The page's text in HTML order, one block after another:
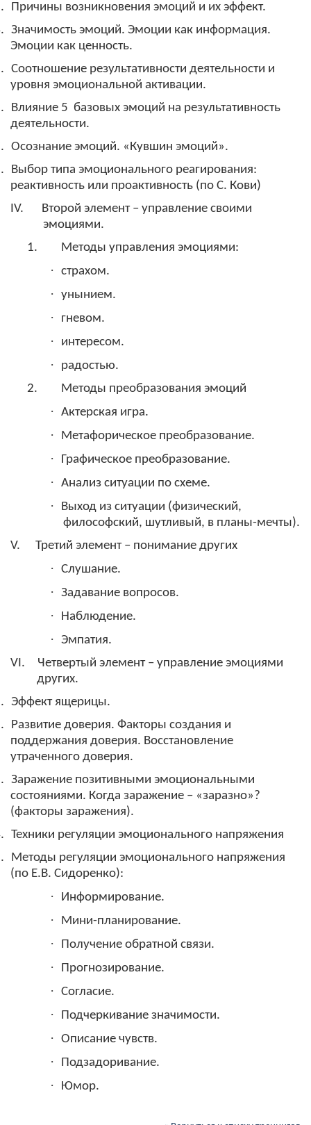
Причины возникновения эмоций и их эффект.
Значимость эмоций. Эмоции как информация.
Эмоции как ценность.
Соотношение результативности деятельности и
уровня эмоциональной активации.
Влияние 5 базовых эмоций на результативность
деятельности.
Осознание эмоций. «Кувшин эмоций».
Выбор типа эмоционального реагирования:
реактивность или проактивность (по С. Кови)
IV.
Второй элемент – управление своими
эмоциями.
1.
Методы управления эмоциями:
· страхом.
· унынием.
· гневом.
· интересом.
·
радостью.
2.
Методы преобразования эмоций
· Актерская игра.
· Метафорическое преобразование.
· Графическое преобразование.
· Анализ ситуации по схеме.
·
Выход из ситуации (физический,
философский, шутливый, в планы-мечты).
V.
Третий элемент – понимание других
· Слушание.
· Задавание вопросов.
· Наблюдение.
· Эмпатия.
VI.
Четвертый элемент – управление эмоциями
других.
Эффект ящерицы.
Развитие доверия. Факторы создания и
поддержания доверия. Восстановление
утраченного доверия.
Заражение позитивными эмоциональными
состояниями. Когда заражение – «заразно»?
(факторы заражения).
Техники регуляции эмоционального напряжения
Методы регуляции эмоционального напряжения
(по Е.В. Сидоренко):
· Информирование.
· Мини-планирование.
· Получение обратной связи.
· Прогнозирование.
· Согласие.
· Подчеркивание значимости.
· Описание чувств.
· Подзадоривание.
· Юмор.